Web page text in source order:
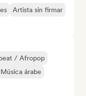
Artista sin firmar
/ Afropop
Música árabe